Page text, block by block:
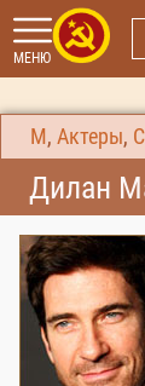
МЕНЮ
М , Актеры,
Дилан